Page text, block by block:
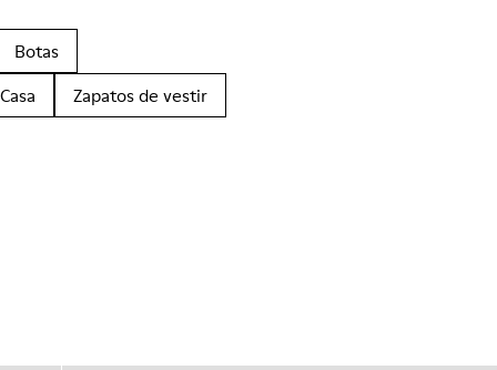
Botas
Zapatos de vestir